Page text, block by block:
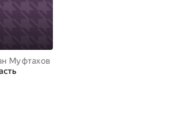
Муфтахов